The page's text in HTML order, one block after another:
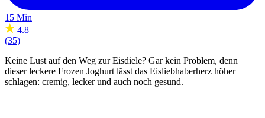
15 Min
4.8
(35)
Keine Lust auf den Weg zur Eisdiele? Gar kein Problem, denn
dieser leckere Frozen Joghurt lässt das Eisliebhaberherz höher
schlagen: cremig, lecker und auch noch gesund.